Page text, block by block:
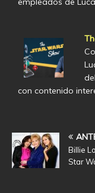
con contenido
Billie
Star